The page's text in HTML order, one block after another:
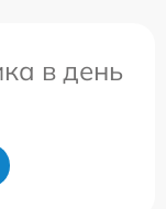
в день